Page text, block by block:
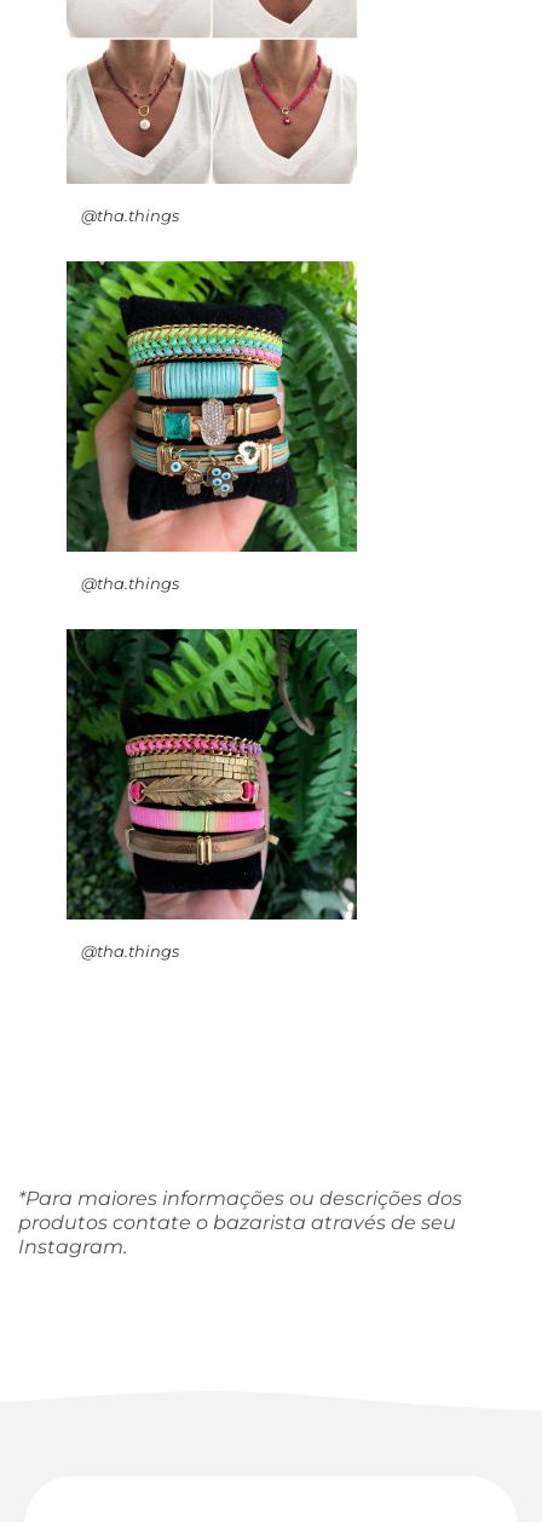
@tha.things
@tha.things
@tha.things
*Para maiores informações ou descrições dos
produtos contate o bazarista através de seu
Instagram.